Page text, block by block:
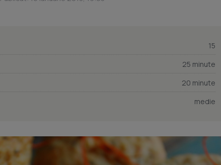
15
25 minute
20 minute
medie